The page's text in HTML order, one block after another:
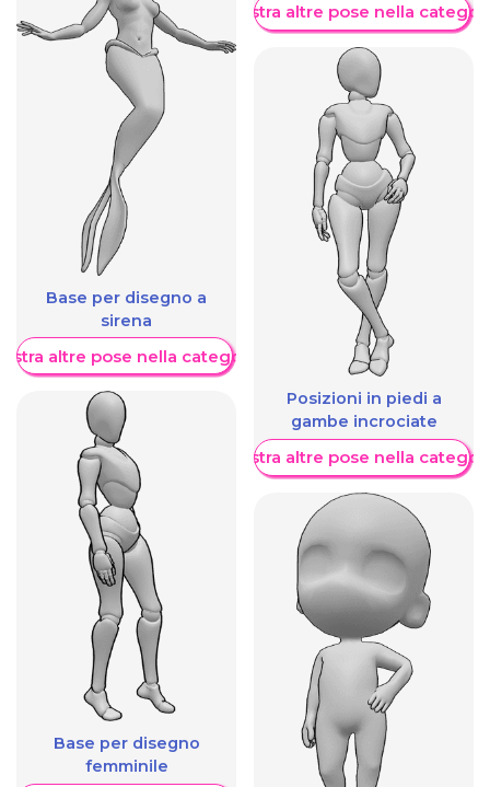
Base per disegno a
sirena
altre pose nella categoria
Base per disegno
femminile
Mostra altre pose nella
Posizioni in piedi a
gambe incrociate
Mostra altre pose nella